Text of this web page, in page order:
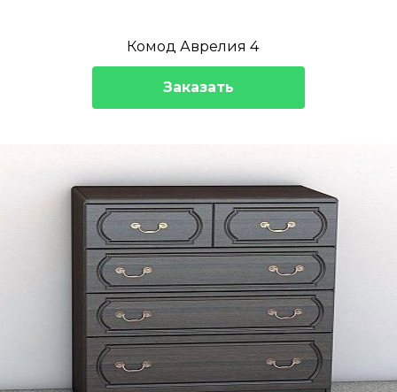
Комод Аврелия 4
Заказать